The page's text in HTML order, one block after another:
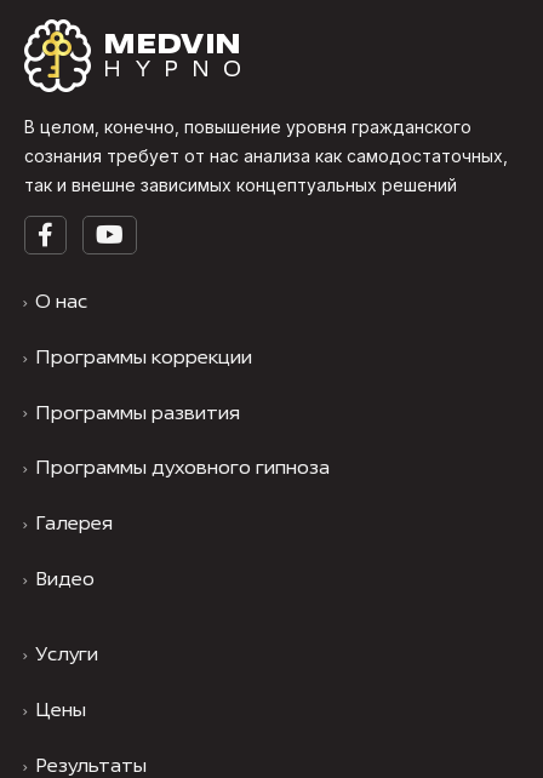
В целом, конечно, повышение уровня гражданского
сознания требует от нас анализа как самодостаточных,
так и внешне зависимых концептуальных решений
О нас
Программы коррекции
Программы развития
Программы духовного гипноза
Галерея
Видео
Услуги
Цены
Результаты